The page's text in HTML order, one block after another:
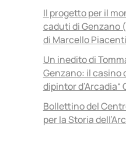
Il progetto per il
caduti di Genzano
di Marcello
Un inedito di
Genzano: il casino
dipintor d’Arcadia“
Bollettino del
per la Storia